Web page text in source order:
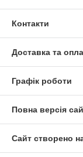
Контакти
Доставка та
Графік роботи
Повна версія
Сайт створено